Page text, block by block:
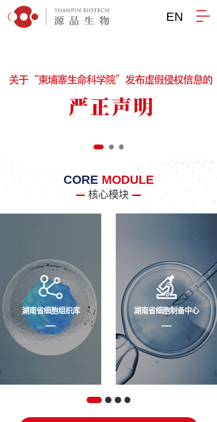
EN
CORE MODULE
核心模块
湖南省细胞组织库 湖南省细胞制备中心